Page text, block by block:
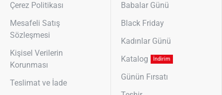
Çerez Politikası
Mesafeli Satış
Sözleşmesi
Kişisel Verilerin
Korunması
Teslimat ve İade
Babalar Günü
Black Friday
Kadınlar Günü
Katalog
İndirim
Günün Fırsatı